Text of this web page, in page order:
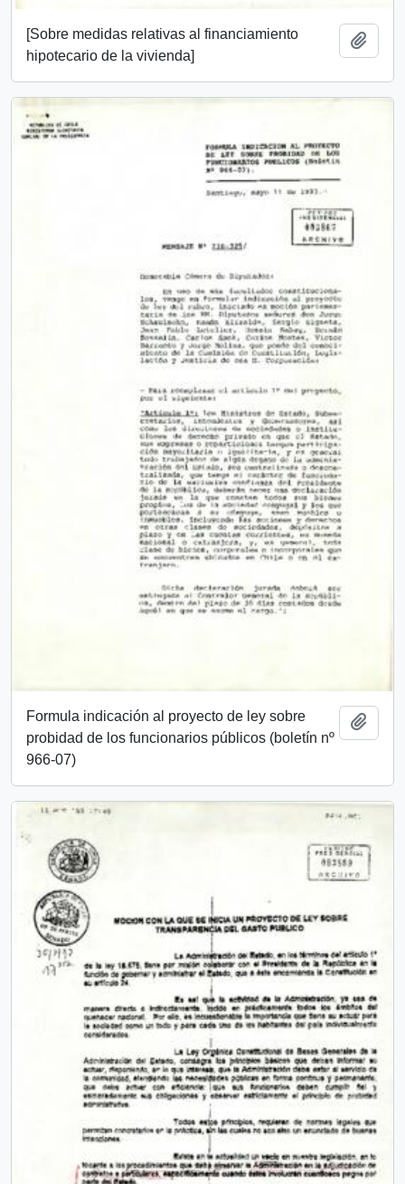
[Sobre medidas relativas al financiamiento
hipotecario de la vivienda]
Formula indicación al proyecto de ley sobre
probidad de los funcionarios públicos (boletín nº
966-07)